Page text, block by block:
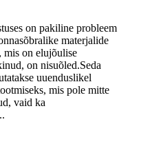
on pakiline probleem
materjalide
mis on elujõulise
on nisuõled.Seda
uuenduslikel
mis pole mitte
vaid ka